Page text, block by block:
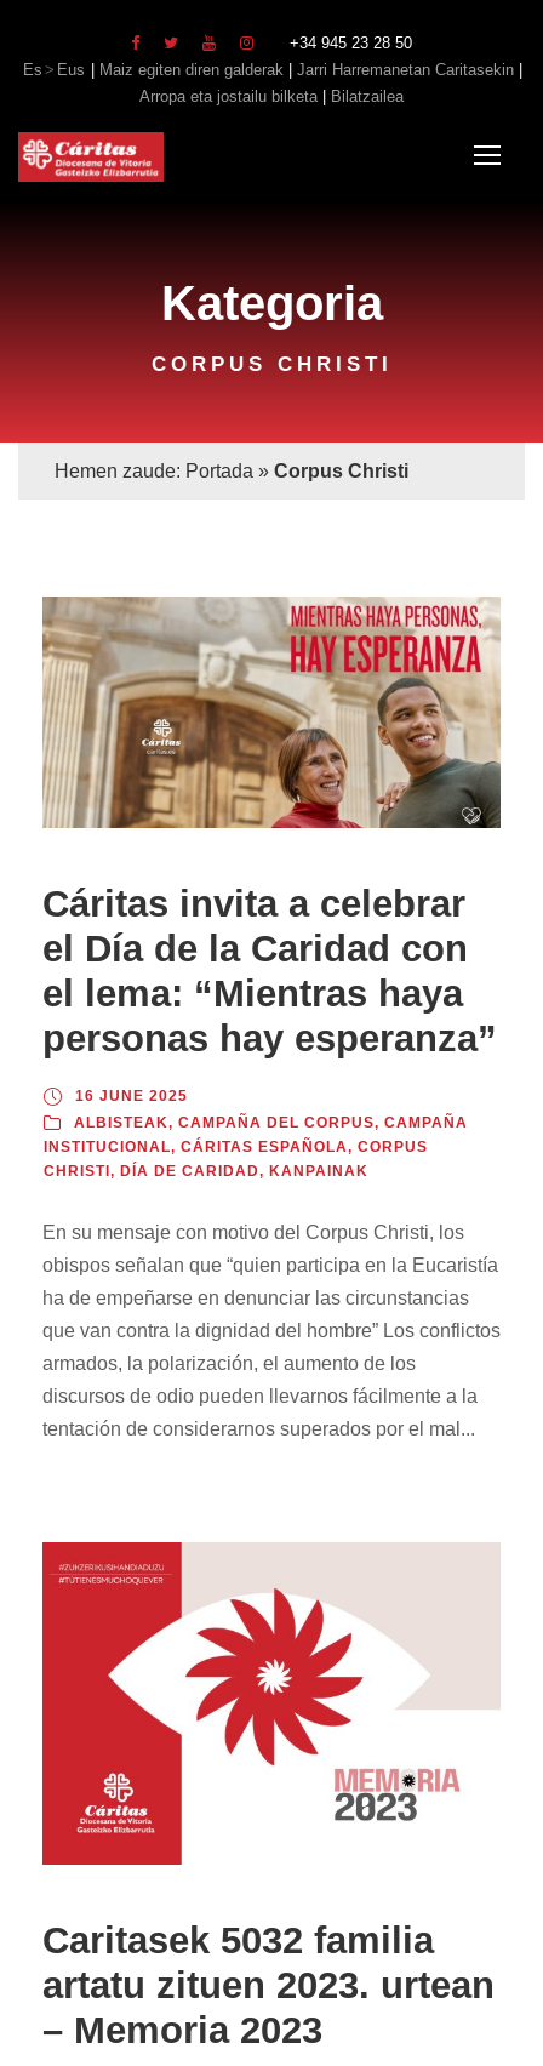
+34 945 23 28 50
Es
Eus Maiz egiten diren galderak Jarri Harremanetan Caritasekin
Arropa eta jostailu bilketa| Bilatzailea
Kategoria
CORPUS CHRISTI
Hemen zaude: Portada » Corpus Christi
Cáritas invita a celebrar
el Día de la Caridad con
el lema: “Mientras haya
personas hay esperanza”
16 JUNE 2025
ALBISTEAK, CAMPAÑA DEL CORPUS, CAMPAÑA
INSTITUCIONAL, CÁRITAS ESPAÑOLA, CORPUS
CHRISTI, DÍA DE CARIDAD, KANPAINAK
En su mensaje con motivo del Corpus Christi, los
obispos señalan que “quien participa en la Eucaristía
ha de empeñarse en denunciar las circunstancias
que van contra la dignidad del hombre” Los conflictos
armados, la polarización, el aumento de los
discursos de odio pueden llevarnos fácilmente a la
tentación de considerarnos superados por el mal...
Caritasek 5032 familia
artatu zituen 2023. urtean
– Memoria 2023